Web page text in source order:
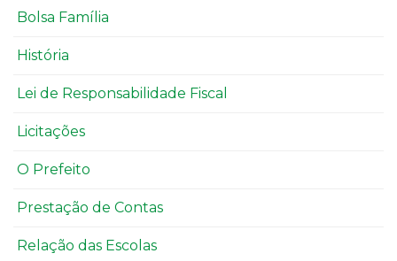
Bolsa Família
História
Lei de Responsabilidade Fiscal
Licitações
O Prefeito
Prestação de Contas
Relação das Escolas